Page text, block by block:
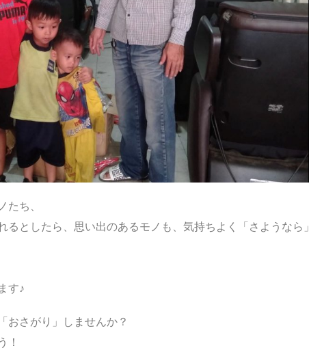
たち、
るとしたら、思い出のあるモノも、気持ちよく「さようなら」
す♪
おさがり」しませんか？
！